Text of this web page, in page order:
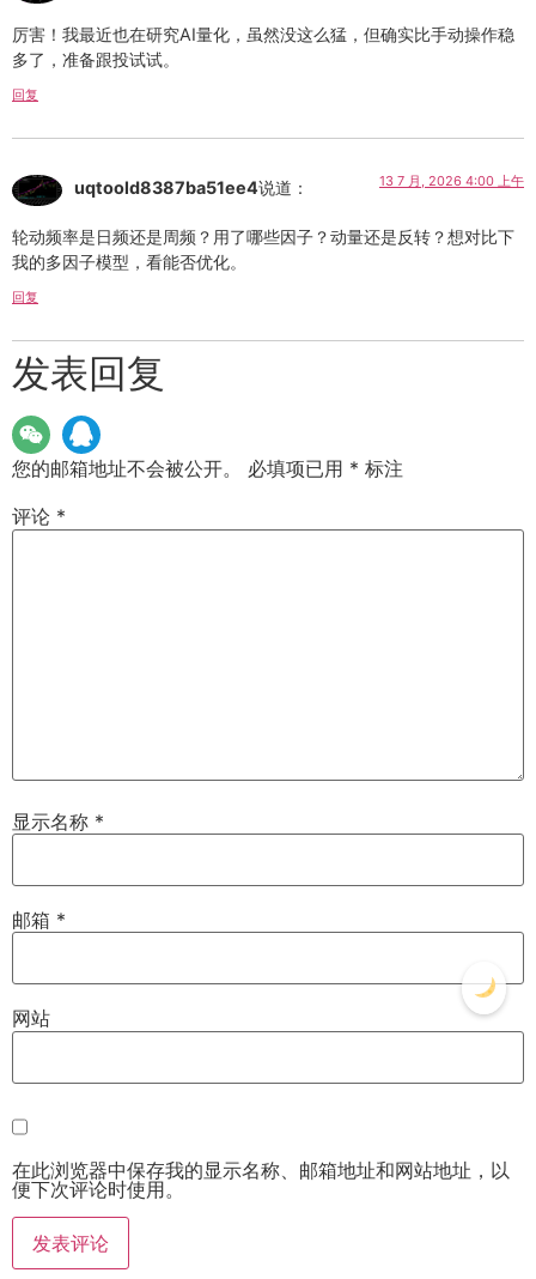
厉害！我最近也在研究AI量化，虽然没这么猛，但确实比手动操作稳
多了，准备跟投试试。
回复
uqtoold8387ba51ee4说道： 13 7 月, 2026 4:00 上午
轮动频率是日频还是周频？用了哪些因子？动量还是反转？想对比下
我的多因子模型，看能否优化。
回复
发表回复
您的邮箱地址不会被公开。 必填项已用 * 标注
评论 *
显示名称 *
邮箱 *
网站
在此浏览器中保存我的显示名称、邮箱地址和网站地址，以
便下次评论时使用。